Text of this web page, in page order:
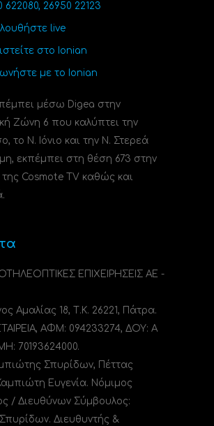
622080, 26950 22123
live
στο Ionian
με το Ionian
μέσω Digea στην
Ζώνη 6 που καλύπτει την
το N. Ιόνιο και την Ν. Στερεά
εκπέμπει στη θέση 673 στην
Cosmote TV καθώς και
ΕΠΙΧΕΙΡΗΣΕΙΣ ΑΕ -
Αμαλίας 18, Τ.Κ. 26221, Πάτρα.
ΑΦΜ: 094233274, ΔΟΥ: A
70193624000.
Σπυρίδων, Πέττας
Ευγενία. Νόμιμος
/ Διευθύνων Σύμβουλος:
Διευθυντής &